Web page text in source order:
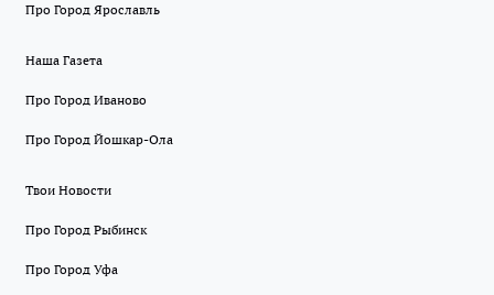
Про Город Ярославль
Наша Газета
Про Город Иваново
Про Город Йошкар-Ола
Твои Новости
Про Город Рыбинск
Про Город Уфа